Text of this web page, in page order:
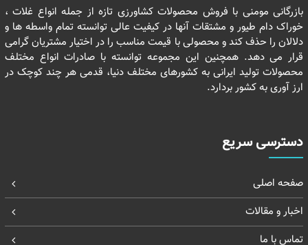
بازرگانی مومنی با فروش محصولات کشاورزی تازه از جمله انواع غلات ،
خوراک دام طیور و مشتقات آنها در کیفیت عالی توانسته تمام واسطه ها و
دلالان را حذف کند و محصولی با قیمت مناسب را در اختیار مشتریان گرامی
قرار می دهد. همچنین این مجموعه توانسته با صادرات انواع مختلف
محصولات تولید ایرانی به کشورهای مختلف دنیا، قدمی هر چند کوچک در
ارز آوری به کشور بردارد.
دسترسی سریع
صفحه اصلی
اخبار و مقالات
تماس با ما